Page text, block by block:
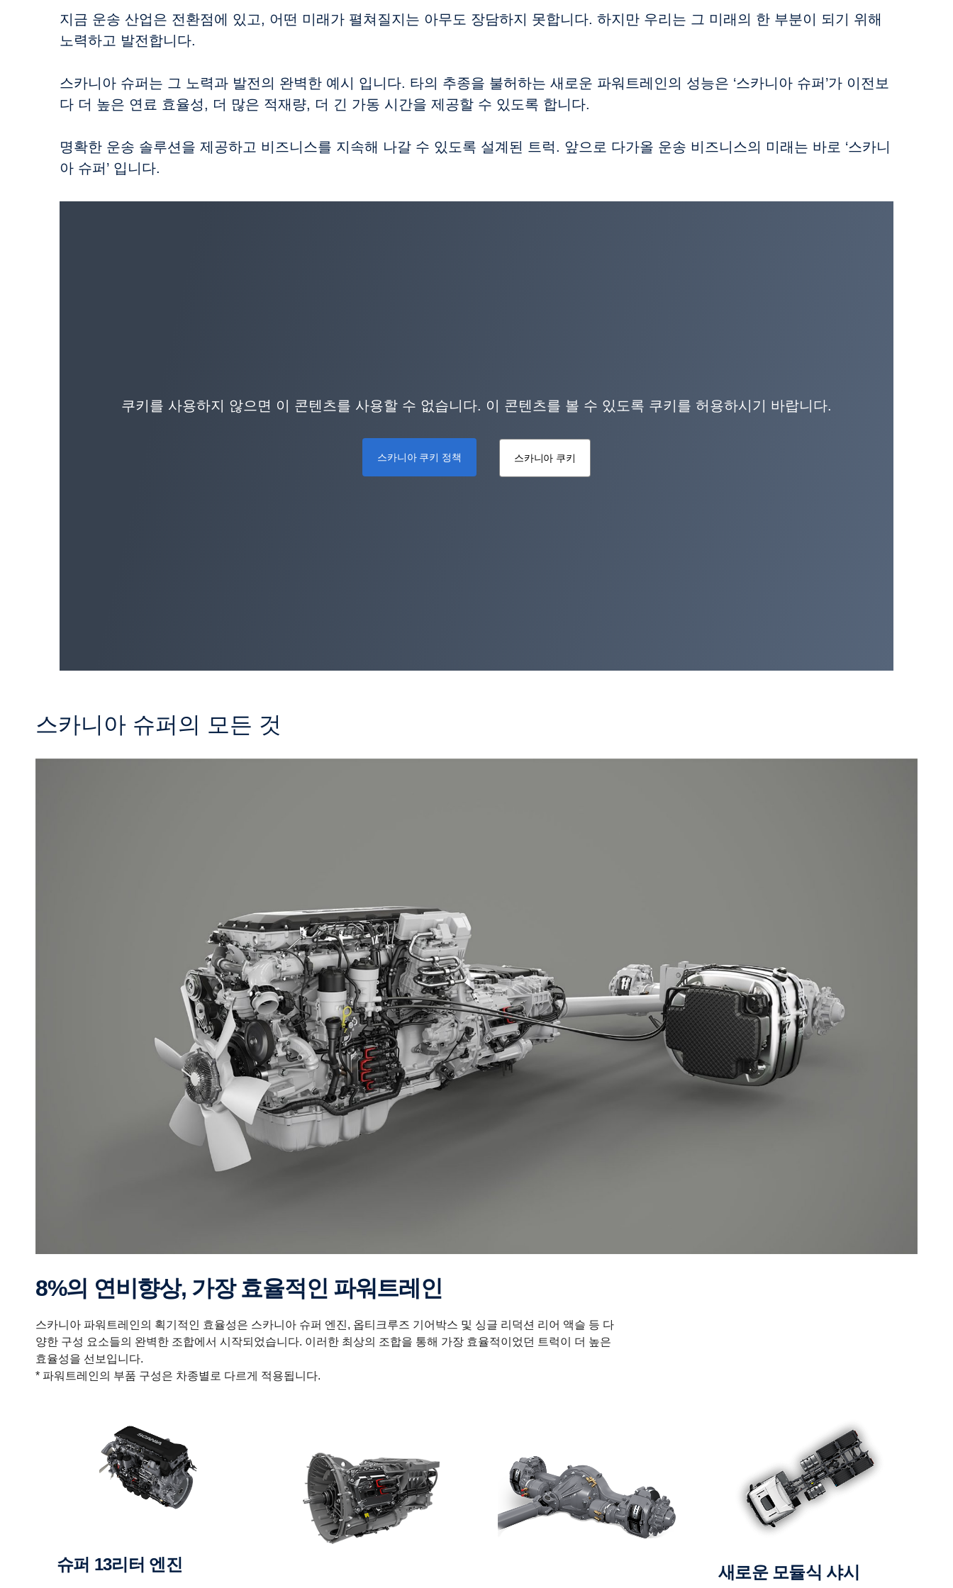
지금 운송 산업은 전환점에 있고, 어떤 미래가 펼쳐질지는 아무도 장담하지 못합니다. 하지만 우리는 그 미래의 한 부분이 되기 위해
노력하고 발전합니다.
스카니아 슈퍼는 그 노력과 발전의 완벽한 예시 입니다. 타의 추종을 불허하는 새로운 파워트레인의 성능은 ‘스카니아 슈퍼’가 이전보
다 더 높은 연료 효율성, 더 많은 적재량, 더 긴 가동 시간을 제공할 수 있도록 합니다.
명확한 운송 솔루션을 제공하고 비즈니스를 지속해 나갈 수 있도록 설계된 트럭. 앞으로 다가올 운송 비즈니스의 미래는 바로 ‘스카니
아 슈퍼’ 입니다.
쿠키를 사용하지 않으면 이 콘텐츠를 사용할 수 없습니다. 이 콘텐츠를 볼 수 있도록 쿠키를 허용하시기 바랍니다.
스카니아 쿠키 정책 스카니아 쿠키
스카니아 슈퍼의 모든 것
8%의 연비향상, 가장 효율적인 파워트레인
스카니아 파워트레인의 획기적인 효율성은 스카니아 슈퍼 엔진, 옵티크루즈 기어박스 및 싱글 리덕션 리어 액슬 등 다
양한 구성 요소들의 완벽한 조합에서 시작되었습니다. 이러한 최상의 조합을 통해 가장 효율적이었던 트럭이 더 높은
효율성을 선보입니다.
* 파워트레인의 부품 구성은 차종별로 다르게 적용됩니다.
슈퍼 13리터 엔진 새로운 모듈식 샤시